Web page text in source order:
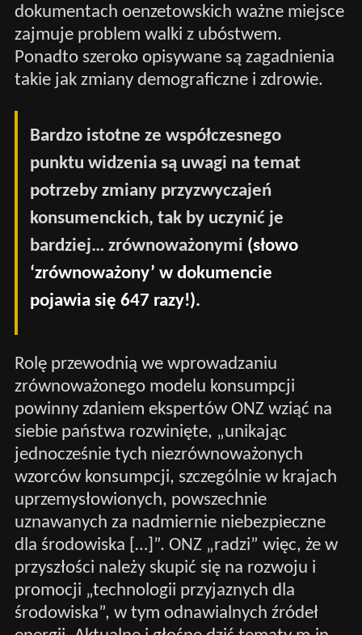
dokumentach oenzetowskich ważne miejsce
zajmuje problem walki z ubóstwem.
Ponadto szeroko opisywane są zagadnienia
takie jak zmiany demograficzne i zdrowie.
Bardzo istotne ze współczesnego
punktu widzenia są uwagi na temat
potrzeby zmiany przyzwyczajeń
konsumenckich, tak by uczynić je
bardziej… zrównoważonymi (słowo
‘zrównoważony’ w dokumencie
pojawia się 647 razy!).
Rolę przewodnią we wprowadzaniu
zrównoważonego modelu konsumpcji
powinny zdaniem ekspertów ONZ wziąć na
siebie państwa rozwinięte, „unikając
jednocześnie tych niezrównoważonych
wzorców konsumpcji, szczególnie w krajach
uprzemysłowionych, powszechnie
uznawanych za nadmiernie niebezpieczne
dla środowiska […]”. ONZ „radzi” więc, że w
przyszłości należy skupić się na rozwoju i
promocji „technologii przyjaznych dla
środowiska”, w tym odnawialnych źródeł